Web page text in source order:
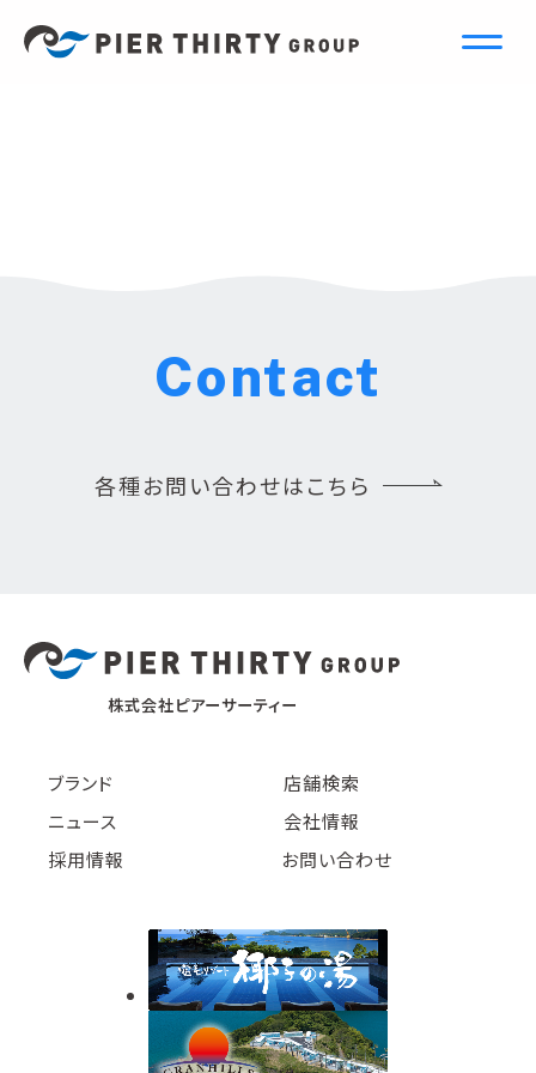
Contact
各種お問い合わせはこちら
株式会社ピアーサーティー
ブランド
店舗検索
ニュース
会社情報
採用情報
お問い合わせ